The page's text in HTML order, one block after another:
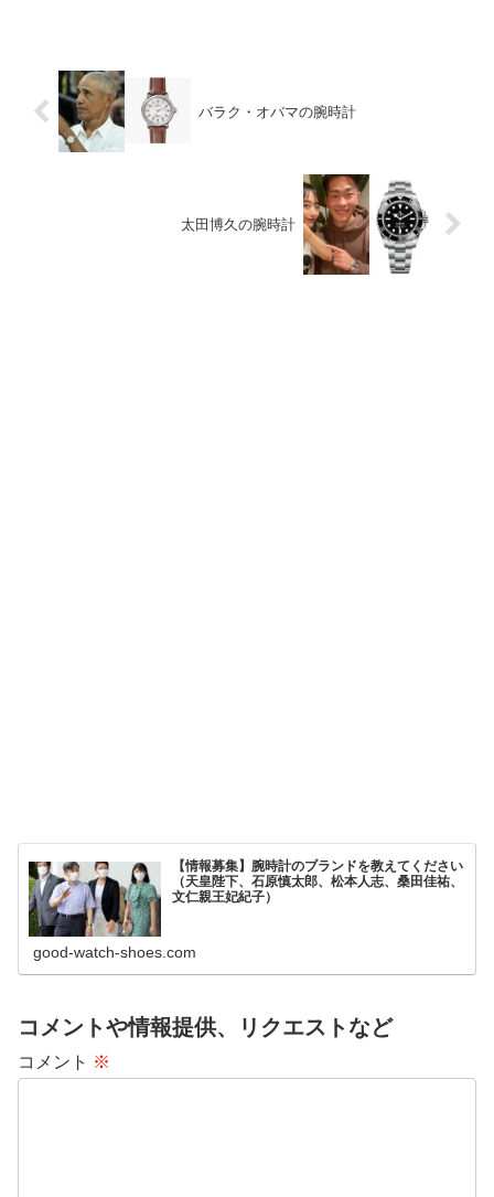
バラク・オバマの腕時計
太田博久の腕時計
【情報募集】腕時計のブランドを教えてください
（天皇陛下、石原慎太郎、松本人志、桑田佳祐、
文仁親王妃紀子）
good-watch-shoes.com
コメントや情報提供、リクエストなど
コメント ※